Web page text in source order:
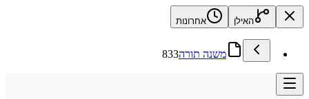
האילן אחרונות
משנה תורה833